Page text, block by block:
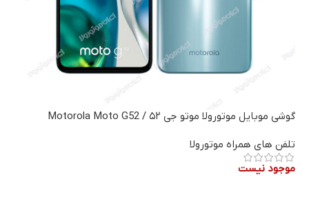
گوشی موبایل موتورولا موتو جی ۵۲ / Motorola Moto G52
تلفن های همراه موتورولا
موجود نیست